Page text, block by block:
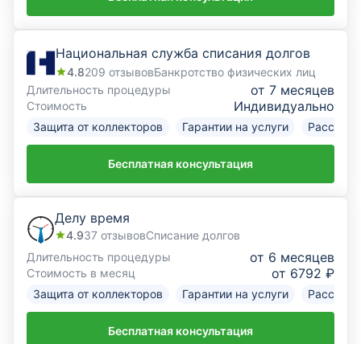
Национальная служба списания долгов
4.8209 отзывовБанкротство физических лиц
Длительность процедуры
от 7 месяцев
Стоимость Индивидуально
Защита от коллекторов Гарантии на услуги
Бесплатная консультация
Делу время
4.937 отзывовСписание долгов
Длительность процедуры
от 6 месяцев
Стоимость в месяц от 6792 ₽
Защита от коллекторов Гарантии на услуги
Бесплатная консультация